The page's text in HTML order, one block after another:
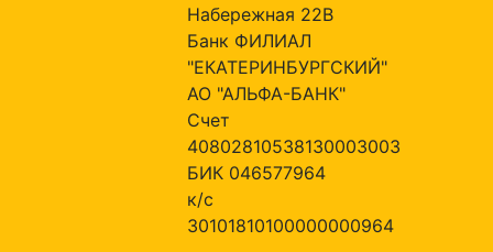
Набережная 22В
Банк ФИЛИАЛ
"ЕКАТЕРИНБУРГСКИЙ"
АО "АЛЬФА-БАНК"
Счет
40802810538130003003
БИК 046577964
к/с
30101810100000000964